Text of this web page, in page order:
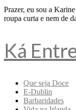
Prazer, eu sou a
roupa curta e nem de
Ká
Que seja Doce
E-Dublin
Barbaridades